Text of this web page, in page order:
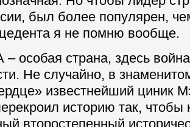
был более популярен,
я не помню вообще.
особая страна, здесь
Не случайно, в
известнейший циник
историю так, чтобы
второстепенный